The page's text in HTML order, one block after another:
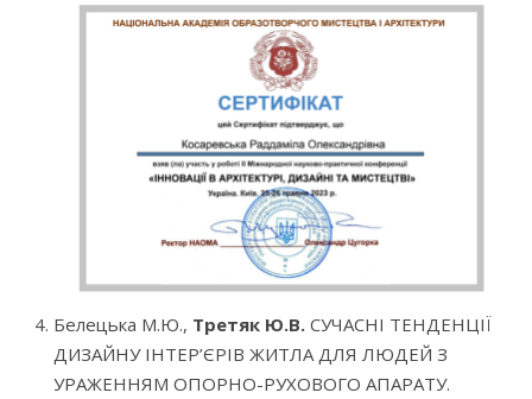
Белецька М.Ю., Третяк Ю.В. СУЧАСНІ ТЕНДЕНЦІЇ
ДИЗАЙНУ ІНТЕР’ЄРІВ ЖИТЛА ДЛЯ ЛЮДЕЙ З
УРАЖЕННЯМ ОПОРНО-РУХОВОГО АПАРАТУ.